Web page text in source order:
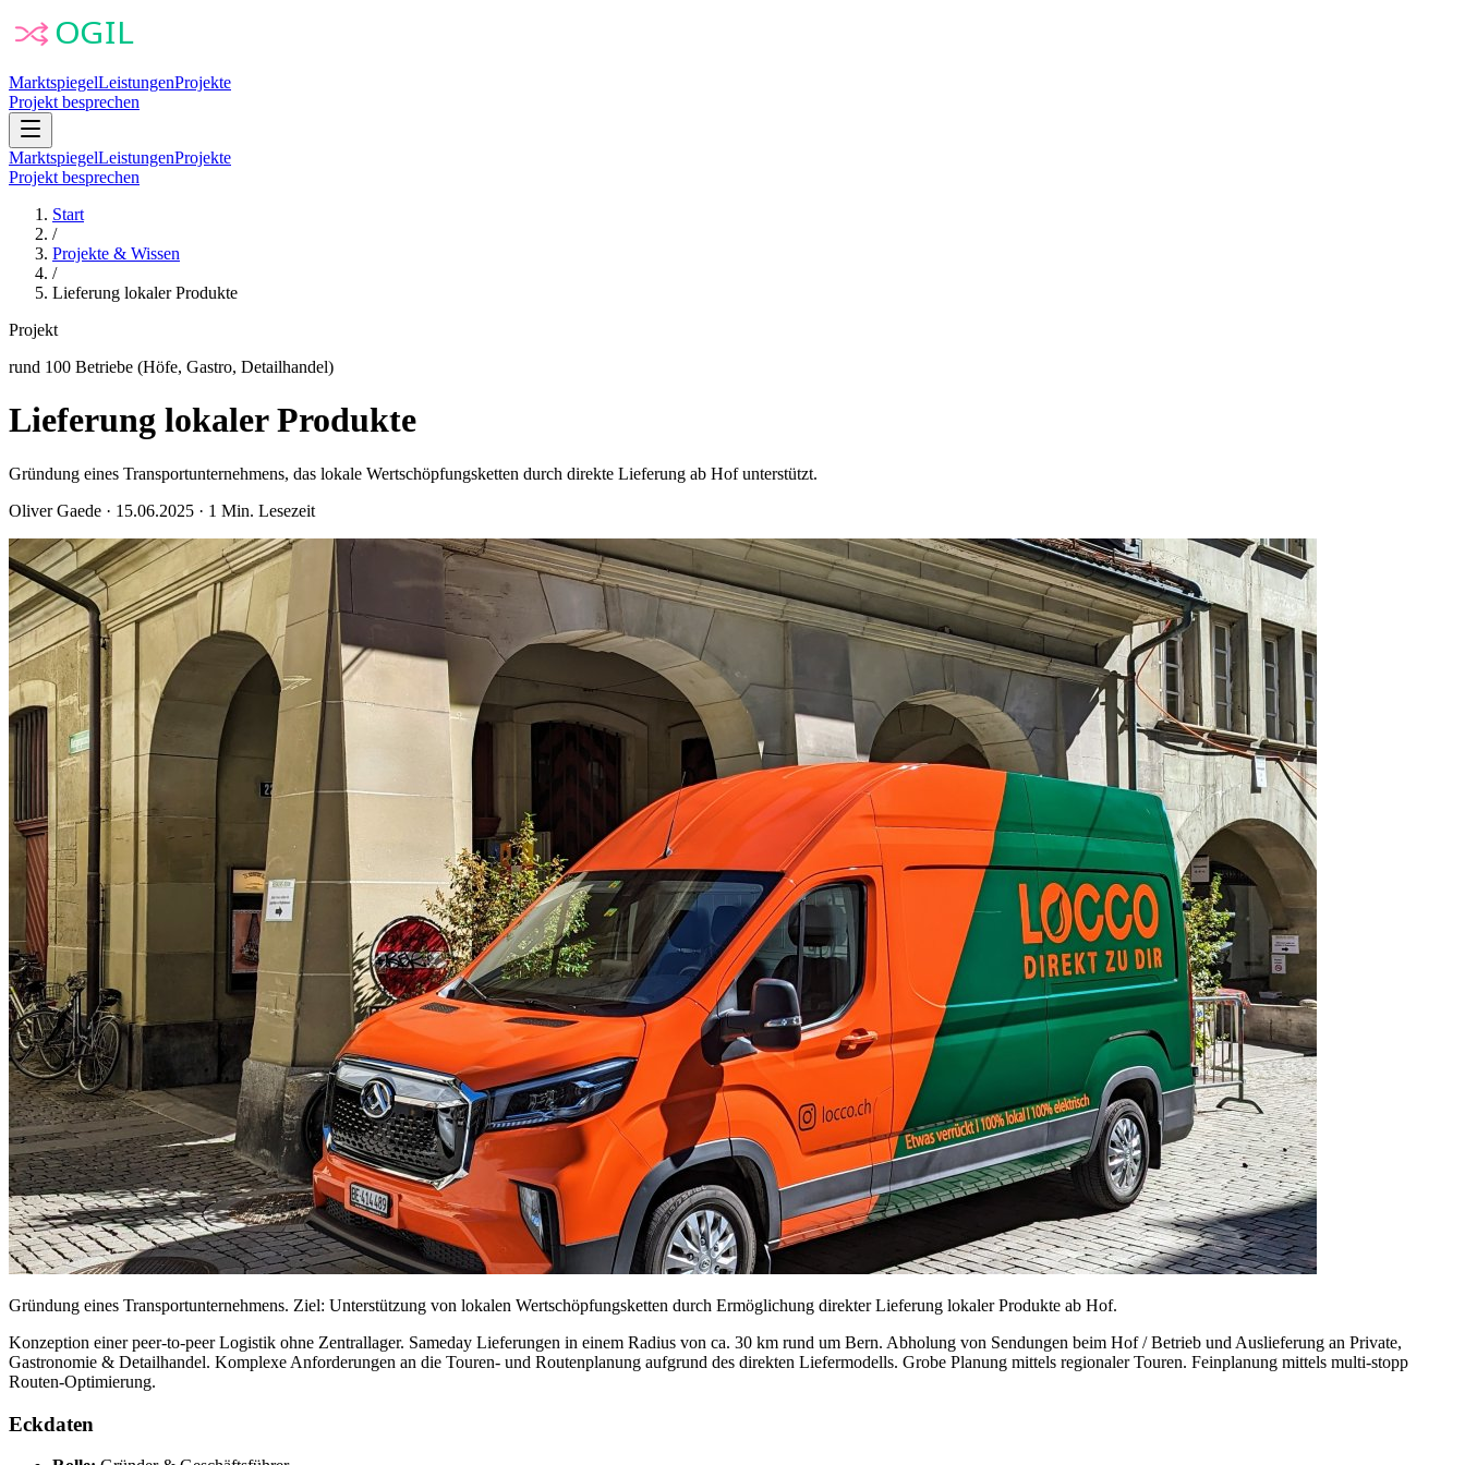
MarktspiegelLeistungenProjekte
Projekt besprechen
MarktspiegelLeistungenProjekte
Projekt besprechen
Start
/
Projekte & Wissen
/
Lieferung lokaler Produkte
Projekt
rund 100 Betriebe (Höfe, Gastro, Detailhandel)
Lieferung lokaler Produkte
Gründung eines Transportunternehmens, das lokale Wertschöpfungsketten durch direkte Lieferung ab Hof unterstützt.
Oliver Gaede · 15.06.2025 · 1 Min. Lesezeit
Gründung eines Transportunternehmens. Ziel: Unterstützung von lokalen Wertschöpfungsketten durch Ermöglichung direkter Lieferung lokaler Produkte ab Hof.
Konzeption einer peer-to-peer Logistik ohne Zentrallager. Sameday Lieferungen in einem Radius von ca. 30 km rund um Bern. Abholung von Sendungen beim Hof / Betrieb und Auslieferung an Private,
Gastronomie & Detailhandel. Komplexe Anforderungen an die Touren- und Routenplanung aufgrund des direkten Liefermodells. Grobe Planung mittels regionaler Touren. Feinplanung mittels multi-stopp
Routen-Optimierung.
Eckdaten